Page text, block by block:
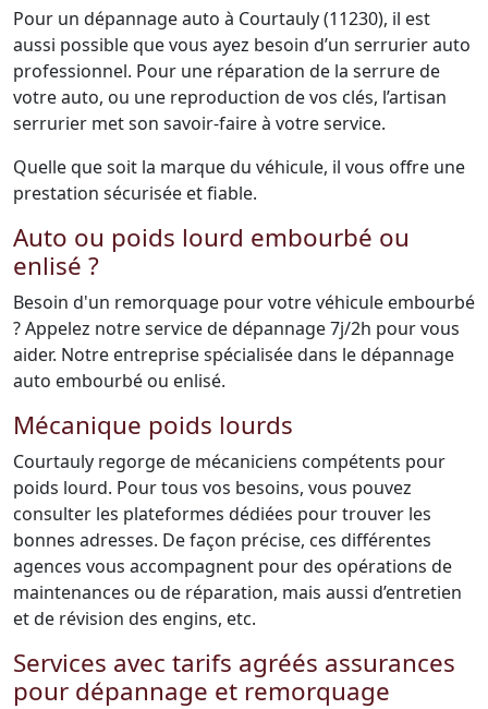
Pour un dépannage auto à Courtauly (11230), il est
aussi possible que vous ayez besoin d’un serrurier auto
professionnel. Pour une réparation de la serrure de
votre auto, ou une reproduction de vos clés, l’artisan
serrurier met son savoir-faire à votre service.
Quelle que soit la marque du véhicule, il vous offre une
prestation sécurisée et fiable.
Auto ou poids lourd embourbé ou
enlisé ?
Besoin d'un remorquage pour votre véhicule embourbé
? Appelez notre service de dépannage 7j/2h pour vous
aider. Notre entreprise spécialisée dans le dépannage
auto embourbé ou enlisé.
Mécanique poids lourds
Courtauly regorge de mécaniciens compétents pour
poids lourd. Pour tous vos besoins, vous pouvez
consulter les plateformes dédiées pour trouver les
bonnes adresses. De façon précise, ces différentes
agences vous accompagnent pour des opérations de
maintenances ou de réparation, mais aussi d’entretien
et de révision des engins, etc.
Services avec tarifs agréés assurances
pour dépannage et remorquage